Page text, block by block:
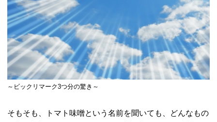
～ビックリマーク3つ分の驚き～
そもそも、トマト味噌という名前を聞いても、どんなもの